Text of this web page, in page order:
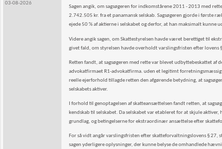
03-08-2026
Sagen angik, om sagsøgeren for indkomstårene 2011 - 2013 med
2.742.505 kr. fra et panamansk selskab. Sagsøgeren gjorde i første
ejede 50 % af aktierne i selskabet og derfor, at han maksimalt kunne
Videre angik sagen, om Skattestyrelsen havde været berettiget til
givet fald, om styrelsen havde overholdt varslingsfristen efter lovens
Retten fandt, at sagsøgeren med rette var blevet udbyttebeskattet
advokatfirmaet R1-advokatfirma. uden et legitimt
reelle ejerforhold tillagde retten den afgørende betydning, at
selskabets aktiver.
I forhold til genoptagelsen af skatteansættelsen fandt retten, at
kendskab til selskabet. Da selskabet var etableret for at skjule
grundlag, og betingelserne for ekstraordinær ansættelse efter
For så vidt angår varslingsfristen efter skatteforvaltningslovens §
sagen yderligere oplysninger, der kunne belyse de omhandlede